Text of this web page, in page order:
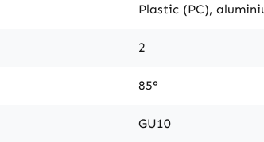
Plastic (PC),
2
85°
GU10